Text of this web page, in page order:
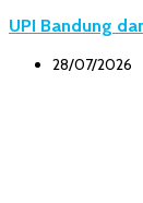
UPI Bandung
28/07/2026